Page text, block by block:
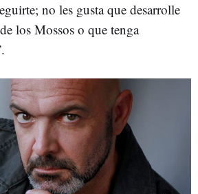
no les gusta que desarrolle
los Mossos o que tenga